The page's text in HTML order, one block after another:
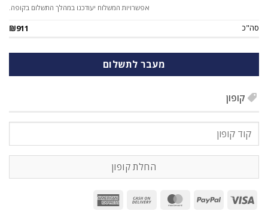
אפשרויות המשלוח יעודכנו במהלך התשלום בקופה.
סה"כ ₪911
מעבר לתשלום
קופון
החלת קופון